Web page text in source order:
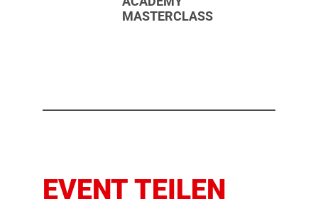
MASTERCLASS
EVENT TEILEN